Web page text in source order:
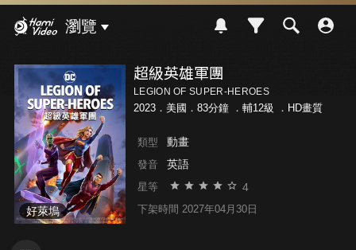
瀏覽
好萊塢
超級英雄軍團
LEGION OF SUPER-HEROES
2023．美國．83分鐘 ． 輔12級 ．HD畫質
類型 動畫
發音 英語
星等 4
下架時間 2027年04月30日